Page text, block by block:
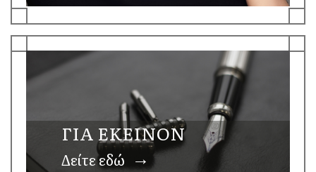
ΓΙΑ ΕΚΕΙΝΟΝ
Δείτε εδώ →